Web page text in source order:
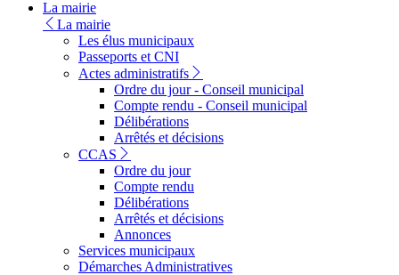
La mairie
La mairie
Les élus municipaux
Passeports et CNI
Actes administratifs
Ordre du jour - Conseil municipal
Compte rendu - Conseil municipal
Délibérations
Arrêtés et décisions
CCAS
Ordre du jour
Compte rendu
Délibérations
Arrêtés et décisions
Annonces
Services municipaux
Démarches Administratives